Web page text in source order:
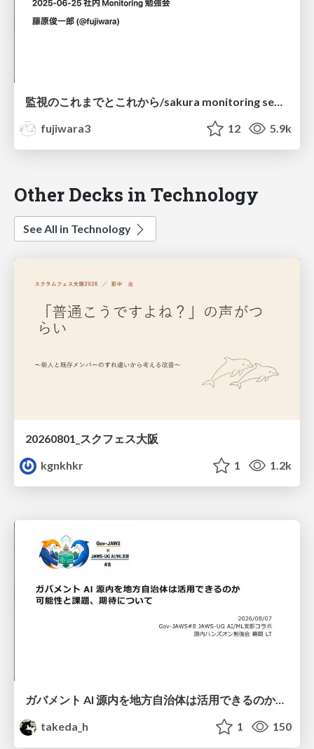
監視のこれまでとこれから/sakura monitoring seminar 2025
fujiwara3
12 5.9k
Other Decks in Technology
See All in Technology
20260801_スクフェス大阪
kgnkhkr
1 1.2k
ガバメント AI 源内を地方自治体は活用できるのか 可能性と課題、期待について
takeda_h
1 150